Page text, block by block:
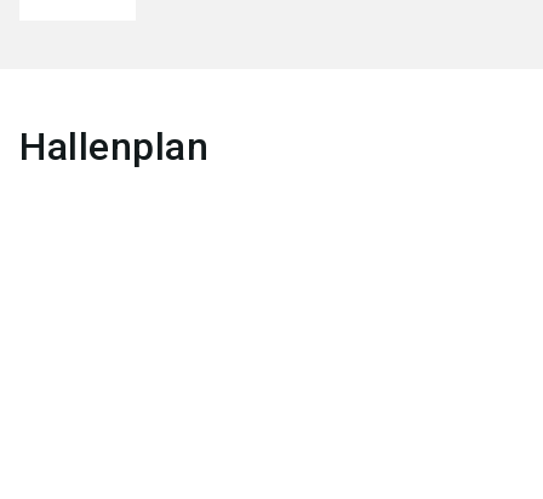
Hallenplan